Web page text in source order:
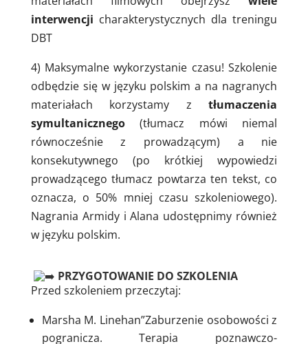
interwencji charakterystycznych dla treningu
DBT
4) Maksymalne wykorzystanie czasu! Szkolenie
odbędzie się w języku polskim a na nagranych
materiałach korzystamy ztłumaczenia
symultanicznego(tłumacz mówi niemal
równocześnie z prowadzącym) a nie
konsekutywnego (po krótkiej wypowiedzi
prowadzącego tłumacz powtarza ten tekst, co
oznacza, o 50% mniej czasu szkoleniowego).
Nagrania Armidy i Alana udostępnimy również
w języku polskim.
PRZYGOTOWANIE DO SZKOLENIA
Przed szkoleniem przeczytaj:
Marsha M. Linehan”Zaburzenie osobowości z
pogranicza. Terapia poznawczo-